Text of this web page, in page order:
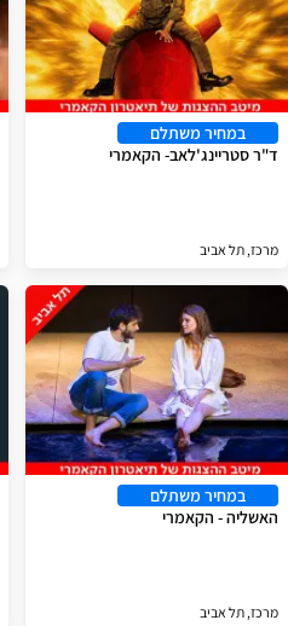
במחיר משתלם
ד"ר סטריינג'לאב- הקאמרי
מרכז, תל אביב
במחיר משתלם
האשליה - הקאמרי
מרכז, תל אביב